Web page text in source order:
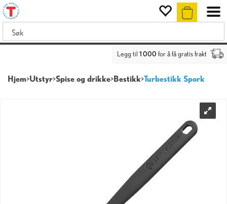
Legg til 1 000 for å få gratis frakt
Hjem>Utstyr>Spise og drikke>Bestikk>Turbestikk Spork